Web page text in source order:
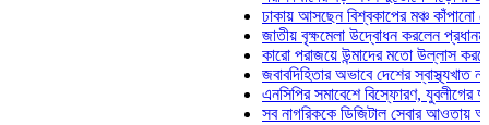
ঢাকায় আসছেন বিশ্বকাপের মঞ্চ কাঁপানো সেই
জাতীয় বৃক্ষমেলা উদ্বোধন করলেন প্রধানমন্ত্রী
কারো পরাজয়ে উন্মাদের মতো উল্লাস করতে হয়
জবাবদিহিতার অভাবে দেশের স্বাস্থ্যখাত নানা
এনসিপির সমাবেশে বিস্ফোরণ, যুবলীগের দুই
সব নাগরিককে ডিজিটাল সেবার আওতায় আনতে